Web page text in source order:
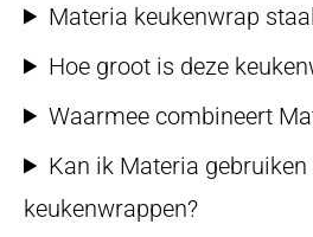
Materia keukenwrap
Hoe groot is deze
Waarmee combineert
Kan ik Materia
keukenwrappen?